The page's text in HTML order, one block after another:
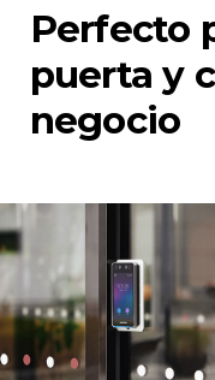
Perfecto
puerta y
negocio